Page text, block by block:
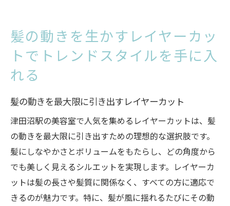
髪の動きを生かすレイヤーカッ
トでトレンドスタイルを手に入
れる
髪の動きを最大限に引き出すレイヤーカット
津田沼駅の美容室で人気を集めるレイヤーカットは、髪
の動きを最大限に引き出すための理想的な選択肢です。
髪にしなやかさとボリュームをもたらし、どの角度から
でも美しく見えるシルエットを実現します。レイヤーカ
ットは髪の長さや髪質に関係なく、すべての方に適応で
きるのが魅力です。特に、髪が風に揺れるたびにその動